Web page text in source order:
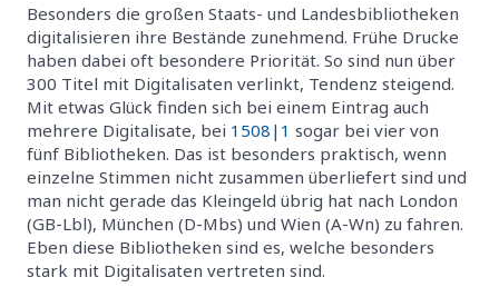
Besonders die großen Staats- und Landesbibliotheken
digitalisieren ihre Bestände zunehmend. Frühe Drucke
haben dabei oft besondere Priorität. So sind nun über
300 Titel mit Digitalisaten verlinkt, Tendenz steigend.
Mit etwas Glück finden sich bei einem Eintrag auch
mehrere Digitalisate, bei 1508|1 sogar bei vier von
fünf Bibliotheken. Das ist besonders praktisch, wenn
einzelne Stimmen nicht zusammen überliefert sind und
man nicht gerade das Kleingeld übrig hat nach London
(GB-Lbl), München (D-Mbs) und Wien (A-Wn) zu fahren.
Eben diese Bibliotheken sind es, welche besonders
stark mit Digitalisaten vertreten sind.